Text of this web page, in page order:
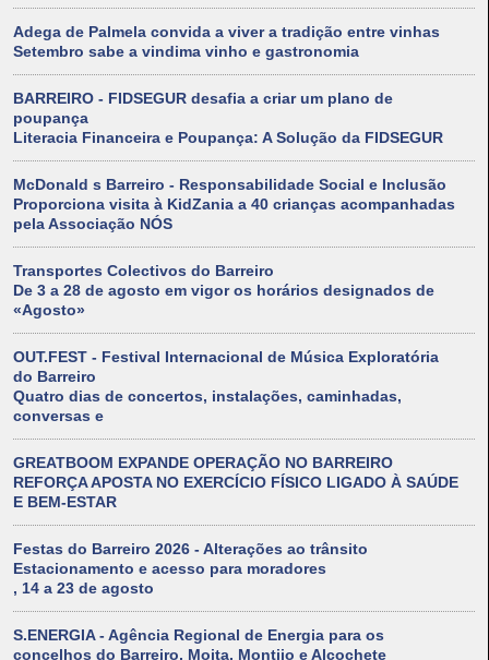
Adega de Palmela convida a viver a tradição entre vinhas
Setembro sabe a vindima vinho e gastronomia
BARREIRO - FIDSEGUR desafia a criar um plano de
poupança
Literacia Financeira e Poupança: A Solução da FIDSEGUR
McDonald s Barreiro - Responsabilidade Social e Inclusão
Proporciona visita à KidZania a 40 crianças acompanhadas
pela Associação NÓS
Transportes Colectivos do Barreiro
De 3 a 28 de agosto em vigor os horários designados de
«Agosto»
OUT.FEST - Festival Internacional de Música Exploratória
do Barreiro
Quatro dias de concertos, instalações, caminhadas,
conversas e
GREATBOOM EXPANDE OPERAÇÃO NO BARREIRO
REFORÇA APOSTA NO EXERCÍCIO FÍSICO LIGADO À SAÚDE
E BEM-ESTAR
Festas do Barreiro 2026 - Alterações ao trânsito
Estacionamento e acesso para moradores
, 14 a 23 de agosto
S.ENERGIA - Agência Regional de Energia para os
concelhos do Barreiro, Moita, Montijo e Alcochete